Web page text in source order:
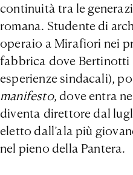
continuità tra le
romana. Studente di
operaio a Mirafiori nei
fabbrica dove Bertinotti
esperienze sindacali),
manifesto, dove entra
diventa direttore dal
eletto dall’ala più
nel pieno della Pantera.